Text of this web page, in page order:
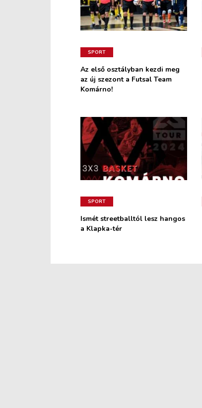
SPORT
Az első osztályban kezdi meg
az új szezont a Futsal Team
Komárno!
SPORT
Ismét streetballtól lesz hangos
a Klapka-tér